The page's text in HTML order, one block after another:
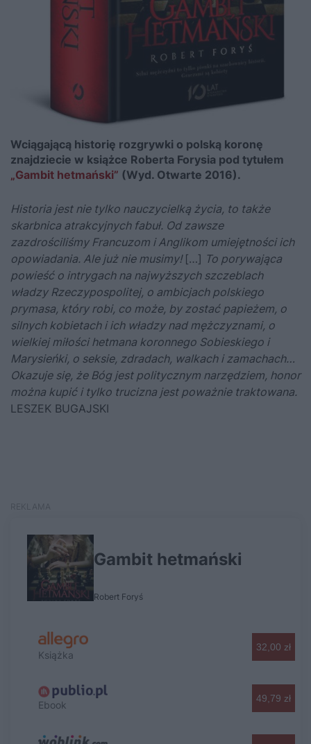
Wciągającą historię rozgrywki o polską koronę
znajdziecie w książce Roberta Forysia pod tytułem
„Gambit hetmański” (Wyd. Otwarte 2016).
Historia jest nie tylko nauczycielką życia, to także
skarbnica atrakcyjnych fabuł. Od zawsze
zazdrościliśmy Francuzom i Anglikom umiejętności ich
opowiadania. Ale już nie musimy! […] To porywająca
powieść o intrygach na najwyższych szczeblach
władzy Rzeczypospolitej, o ambicjach polskiego
prymasa, który robi, co może, by zostać papieżem, o
silnych kobietach i ich władzy nad mężczyznami, o
wielkiej miłości hetmana koronnego Sobieskiego i
Marysieńki, o seksie, zdradach, walkach i zamachach…
Okazuje się, że Bóg jest politycznym narzędziem, honor
można kupić i tylko trucizna jest poważnie traktowana.
LESZEK BUGAJSKI